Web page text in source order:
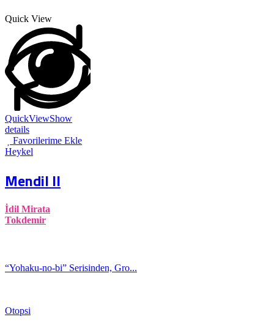
Quick View
QuickViewShow
details
Favorilerime Ekle
Heykel
Mendil II
İdil Mirata
Tokdemir
“Yohaku-no-bi” Serisinden, Gro...
Otopsi